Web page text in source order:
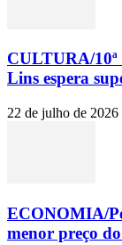
CULTURA/
Lins espera
22 de julho de 2026
ECONOMIA/
menor preço